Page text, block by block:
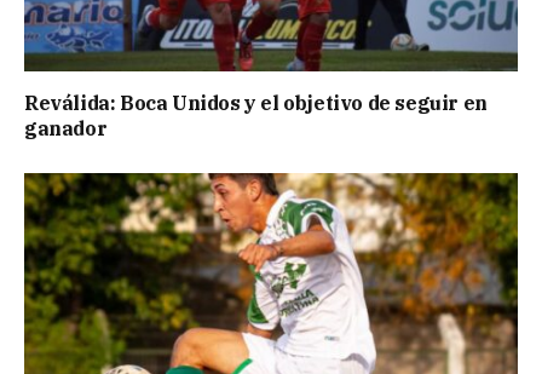
Reválida: Boca Unidos y el objetivo de seguir en
ganador